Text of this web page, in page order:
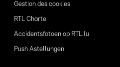
Gestion des cookies
RTL Charte
Accidentsfotoen op RTL.lu
Push Astellungen